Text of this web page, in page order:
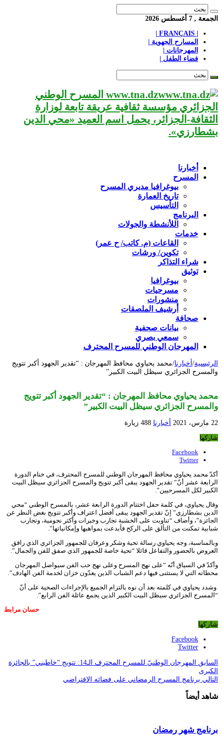
الجمعة , 7 أغسطس 2026
المسارح الجهوية |
المهرجانات |
فضاء الطفل |
www.tna.dz المسرح الوطني
الجزائري مؤسسة ثقافية عريقة تابعة لوزارة
الثقافة-الجزائر، يحمل اسم العميد «محي الدين
بشطارزي».
أخبارنا
المسرح
بيوغرافيا مديري المسرح
تاريخ العمارة
التأسيس
البرنامج
اللأنشطة والجولات
خدمات
القاعات (م. كاتب/ ح عمر)
تكوين/ ورشات
شراء التذاكر
توثيق
بيوغرافيا
مسرحيات
منشورات
أرشيف الملصقات
صحافة
بيانات صحفية
سمعي بصري
المهرجان الوطني للمسرح المحترف
الرئيسية/ أخبارنا/محمد يحياوي محافظ المهرجان : “تقدير الجهود أكبر تتويج
والمسرح الجزائري سيظل البيت الكبير”
محمد يحياوي محافظ المهرجان : “تقدير الجهود أكبر تتويج
والمسرح الجزائري سيظل البيت الكبير”
22 مارس، 2021 أخبارنا 488 زيارة
شاركها
Facebook
Twitter
أكدّ محمد يحياوي محافظ المهرجان الوطني للمسرح المحترف، في ختام الدورة
الرابعة عشر أنّ” تقدير الجهود يبقى أكبر تتويج والمسرح الجزائري سيظل البيت
الكبير لكل المسرحيين”.
وقال يحياوي، في كلمة حفل اختتام الدورة الرابعة عشر، بالمسرح الوطني “محي
الدين بشطارزي” إنّ تقدير الجهود يبقى أفضل اعتراف وأكبر تتويج بغض النظر عن
الجائزة”، وأضاف “تناوبت على الخشبة تجارب وخبرات وأكثر نجومية، وتجارب
شبابية تمكنت من التألق على الركح فأبدعت بمواهبها وإمكانياتها”.
وبالمناسبة، وجه يحياوي رسالة تحية وشكر وعرفان للجمهور الجزائري الذي رافق
العروض بالحضور والتفاعل قائلا “تحية خاصة للجمهور الذي صفق للفن والجمال”.
وأكدّ في السياق أنّه “على نهج المسرح وعلى نهج حب الفن سيواصل المهرجان
محطاته التي لا يستثنى فيها دعم الشباب الذين يعدّون خزان لخدمة الفن الهادف”.
وشدد يحياوي في كلمته بعد أن نوه بالتزام الجميع بالإجراءات الصحية على أنّ
“المسرح الجزائري سيظل البيت الكبير الذين يجمع عائلة الفن الرابع”.
حسان مرابط
شاركها
Facebook
Twitter
السابق
المهرجان الوطنيّ للمسرح المحترف الـ14: تتويج “خاطيني” بالجائزة
الكبرى
التالي برنامج المسرح الرمضاني على فضائه الافتراضي
شاهد أيضاً
برنامج شهر رمضان